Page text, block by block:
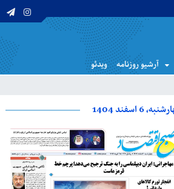
آرشیو روزنامه ویدئو
6 اسفند 1404